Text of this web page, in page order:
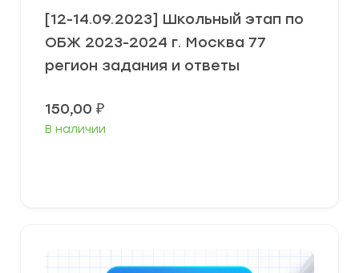
[12-14.09.2023] Школьный этап по
ОБЖ 2023-2024 г. Москва 77
регион задания и ответы
150,00 ₽
В наличии